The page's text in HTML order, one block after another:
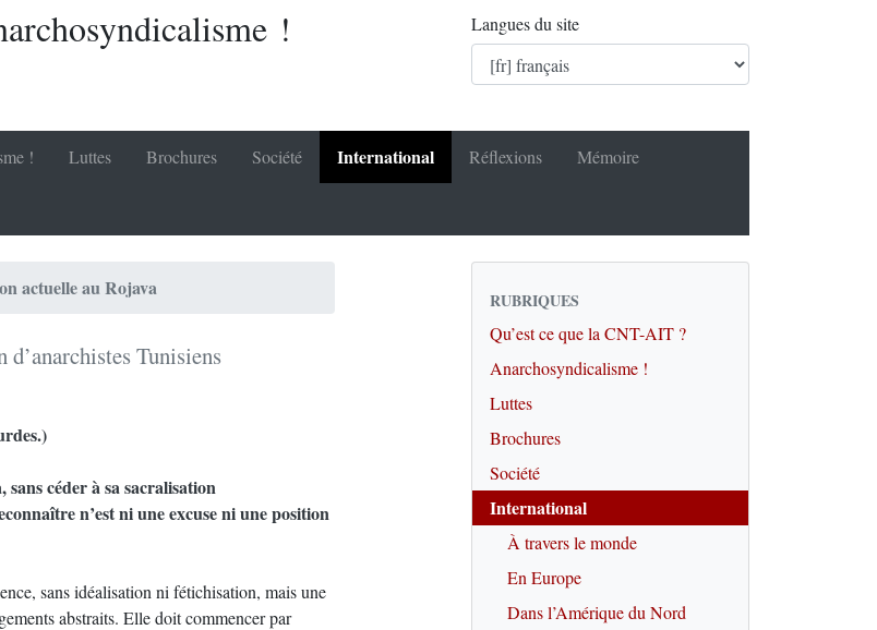
! Langues du site
! Luttes Brochures Société International Réflexions Mémoire
actuelle au Rojava
d’anarchistes Tunisiens
céder à sa sacralisation
n’est ni une excuse ni une position
sans idéalisation ni fétichisation, mais une
abstraits. Elle doit commencer par
RUBRIQUES
Qu’est ce que la CNT-AIT ?
Anarchosyndicalisme !
Luttes
Brochures
Société
International
À travers le monde
En Europe
Dans l’Amérique du Nord